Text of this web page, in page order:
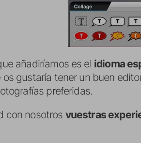
añadiríamos es el idioma
os gustaría tener un buen
preferidas.
con nosotros vuestras